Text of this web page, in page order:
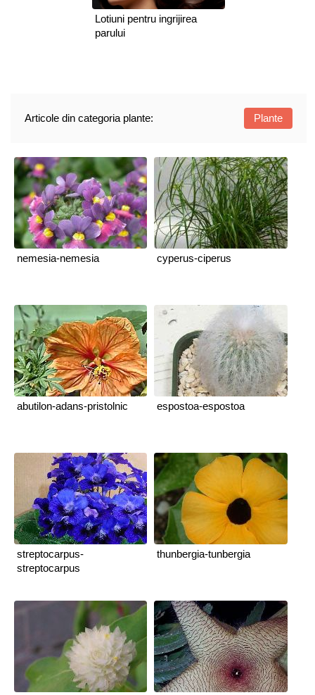
Lotiuni pentru ingrijirea
parului
Articole din categoria plante: Plante
nemesia-nemesia cyperus-ciperus
abutilon-adans-pristolnic espostoa-espostoa
streptocarpus-
streptocarpus
thunbergia-tunbergia